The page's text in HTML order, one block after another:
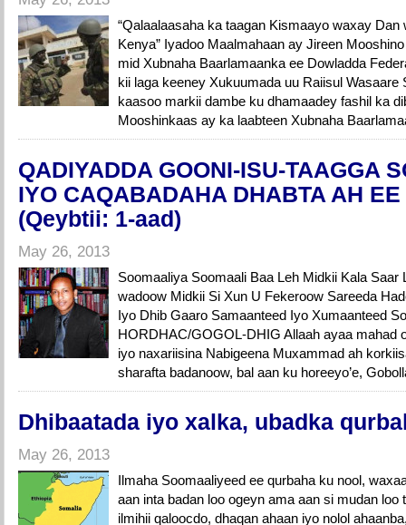
“Qalaalaasaha ka taagan Kismaayo waxay Dan
Kenya” Iyadoo Maalmahaan ay Jireen
mid Xubnaha Baarlamaanka ee Dowladda
kii laga keeney Xukuumada uu Raiisul Wasaare
kaasoo markii dambe ku dhamaadey fashil ka
Mooshinkaas ay ka laabteen Xubnaha
QADIYADDA GOONI-ISU-TAAGGA
IYO CAQABADAHA DHABTA AH
(Qeybtii: 1-aad)
May 26, 2013
Soomaaliya Soomaali Baa Leh Midkii Kala Saar
wadoow Midkii Si Xun U Fekeroow Sareeda
Iyo Dhib Gaaro Samaanteed Iyo Xumaanteed
HORDHAC/GOGOL-DHIG Allaah ayaa mahad
iyo naxariisina Nabigeena Muxammad ah
sharafta badanoow, bal aan ku horeeyo’e,
Dhibaatada iyo xalka, ubadka
May 26, 2013
Ilmaha Soomaaliyeed ee qurbaha ku nool,
aan inta badan loo ogeyn ama aan si mudan loo
ilmihii qaloocdo, dhaqan ahaan iyo nolol